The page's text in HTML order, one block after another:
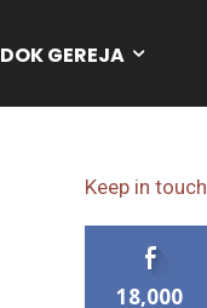
DOK GEREJA
Keep in touch
18,000